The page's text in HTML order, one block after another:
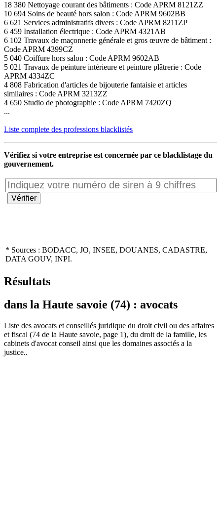
18 380 Nettoyage courant des bâtiments : Code APRM 8121ZZ
10 694 Soins de beauté hors salon : Code APRM 9602BB
6 621 Services administratifs divers : Code APRM 8211ZP
6 459 Installation électrique : Code APRM 4321AB
6 102 Travaux de maçonnerie générale et gros œuvre de bâtiment :
Code APRM 4399CZ
5 040 Coiffure hors salon : Code APRM 9602AB
5 021 Travaux de peinture intérieure et peinture plâtrerie : Code
APRM 4334ZC
4 808 Fabrication d'articles de bijouterie fantaisie et articles
similaires : Code APRM 3213ZZ
4 650 Studio de photographie : Code APRM 7420ZQ
...
Liste complete des professions blacklistés
Vérifiez si votre entreprise est concernée par ce blacklistage du
gouvernement.
* Sources : BODACC, JO, INSEE, DOUANES, CADASTRE,
DATA GOUV, INPI.
Résultats
dans la Haute savoie (74) : avocats
Liste des avocats et conseillés juridique du droit civil ou des affaires
et fiscal (74 de la Haute savoie, page 1), du droit de la famille, les
cabinets d'avocat conseil ainsi que les domaines associés a la
justice..